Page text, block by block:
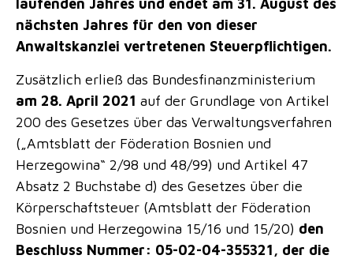
laufenden Jahres und endet am 31. August des
nächsten Jahres für den von dieser
Anwaltskanzlei vertretenen Steuerpflichtigen.
Zusätzlich erließ das Bundesfinanzministerium
am 28. April 2021 auf der Grundlage von Artikel
200 des Gesetzes über das Verwaltungsverfahren
(„Amtsblatt der Föderation Bosnien und
Herzegowina“ 2/98 und 48/99) und Artikel 47
Absatz 2 Buchstabe d) des Gesetzes über die
Körperschaftsteuer (Amtsblatt der Föderation
Bosnien und Herzegowina 15/16 und 15/20) den
Beschluss Nummer: 05-02-04-355321, der die